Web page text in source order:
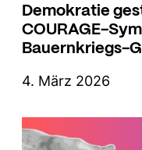
Demokratie
COURAGE-
Bauernkriegs-
4. März 2026